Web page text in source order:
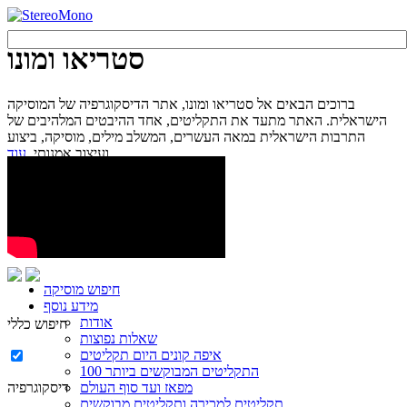
סטריאו ומונו
ברוכים הבאים אל סטריאו ומונו, אתר הדיסקוגרפיה של המוסיקה
הישראלית. האתר מתעד את התקליטים, אחד ההיבטים המלהיבים של
התרבות הישראלית במאה העשרים, המשלב מילים, מוסיקה, ביצוע
ועיצוב אמנותי.עוד...
חיפוש מוסיקה
מידע נוסף
אודות
שאלות נפוצות
איפה קונים היום תקליטים
100 התקליטים המבוקשים ביותר
מפאז ועד סוף העולם
תקליטים למכירה ותקליטים מבוקשים
חיפוש כללי
דיסקוגרפיה